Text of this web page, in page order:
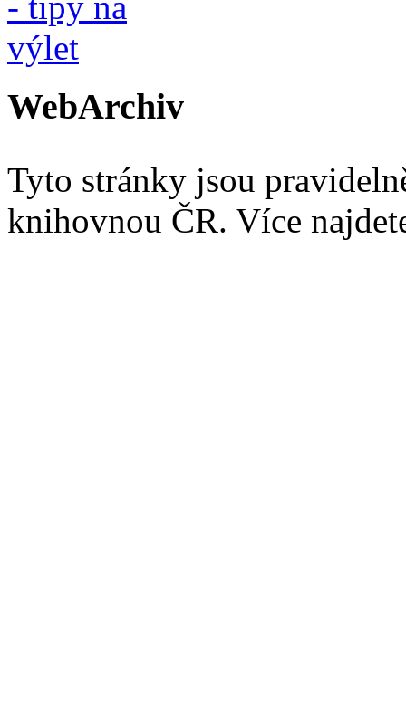
WebArchiv
Tyto stránky jsou
knihovnou ČR. Více